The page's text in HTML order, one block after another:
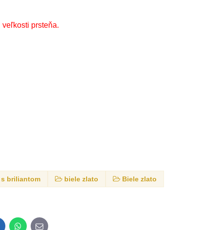
prsteňa.
s briliantom biele zlato Biele zlato